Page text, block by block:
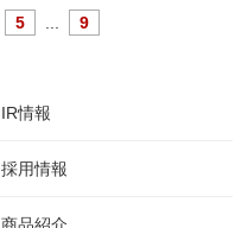
5 9
IR情報
採用情報